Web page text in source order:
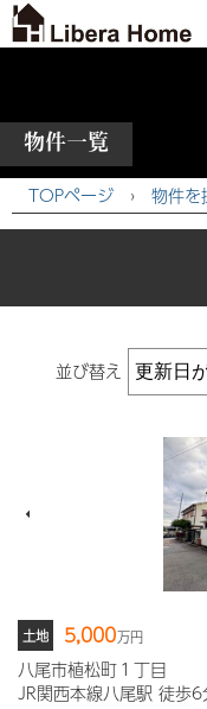
物件一覧
TOPページ › 物件を
並び替え
土地 5,000万円
八尾市植松町１丁目
JR関西本線八尾駅 徒歩6